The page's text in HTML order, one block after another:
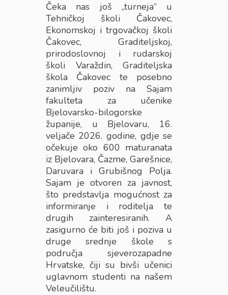
Čeka nas još „turneja“ u
Tehničkoj školi Čakovec,
Ekonomskoj i trgovačkoj školi
Čakovec, Graditeljskoj,
prirodoslovnoj i rudarskoj
školi Varaždin, Graditeljska
škola Čakovec te posebno
zanimljiv poziv na Sajam
fakulteta za učenike
Bjelovarsko-bilogorske
županije, u Bjelovaru, 16.
veljače 2026. godine, gdje se
očekuje oko 600 maturanata
iz Bjelovara, Čazme, Garešnice,
Daruvara i Grubišnog Polja.
Sajam je otvoren za javnost,
što predstavlja mogućnost za
informiranje i roditelja te
drugih zainteresiranih. A
zasigurno će biti još i poziva u
druge srednje škole s
područja sjeverozapadne
Hrvatske, čiji su bivši učenici
uglavnom studenti na našem
Veleučilištu.